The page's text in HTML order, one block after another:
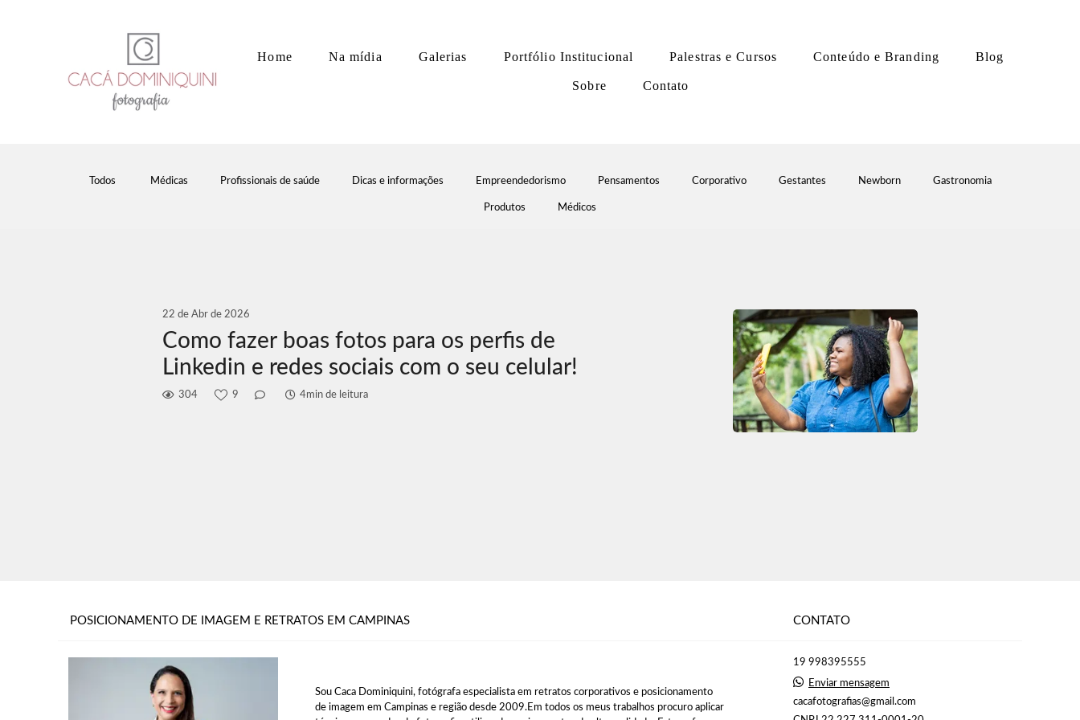
Home Na mídia Galerias Portfólio Institucional Palestras e Cursos Conteúdo e Branding Blog
Sobre Contato
Todos Médicas Profissionais de saúde Dicas e informações Empreendedorismo Pensamentos Corporativo Gestantes Newborn Gastronomia
Produtos Médicos
22 de Abr de 2026
Como fazer boas fotos para os perfis de
Linkedin e redes sociais com o seu celular!
304 9 4min de leitura
POSICIONAMENTO DE IMAGEM E RETRATOS EM CAMPINAS
Sou Caca Dominiquini, fotógrafa especialista em retratos corporativos e posicionamento
de imagem em Campinas e região desde 2009.Em todos os meus trabalhos procuro aplicar
CONTATO
19 998395555
Enviar mensagem
cacafotografias@gmail.com